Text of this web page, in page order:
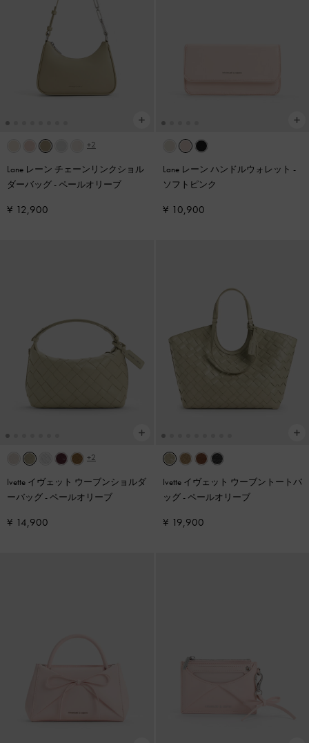
+2
Lane レーン チェーンリンクショル
ダーバッグ- ペールオリーブ
¥ 12,900
Lane レーン ハンドルウォレット -
ソフトピンク
¥ 10,900
+2
Ivette イヴェット ウーブンショルダ
ーバッグ- ペールオリーブ
¥ 14,900
Ivette イヴェット ウーブントートバ
ッグ- ペールオリーブ
¥ 19,900